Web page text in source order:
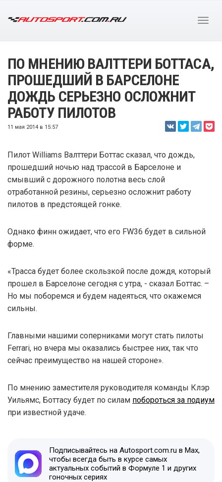
ПО МНЕНИЮ ВАЛТТЕРИ БОТТАСА,
ПРОШЕДШИЙ В БАРСЕЛОНЕ
ДОЖДЬ СЕРЬЕЗНО ОСЛОЖНИТ
РАБОТУ ПИЛОТОВ
11 мая 2014 в 15:57
Пилот Williams Валттери Боттас сказал, что дождь,
прошедший ночью над трассой в Барселоне и
смывший с дорожного полотна весь слой
отработанной резины, серьезно осложнит работу
пилотов в предстоящей гонке.
Однако финн ожидает, что его FW36 будет в сильной
форме.
«Трасса будет более скользкой после дождя, который
прошел в Барселоне сегодня с утра, - сказал Боттас. –
Но мы поборемся и будем надеяться, что окажемся
сильны.
Главными нашими соперниками могут стать пилоты
Ferrari, но вчера мы оказались быстрее них, так что
сейчас преимущество на нашей стороне».
По мнению заместителя руководителя команды Клэр
Уильямс, Боттасу будет по силам побороться за подиум
при известной удаче.
Подписывайтесь на Autosport.com.ru в Max,
чтобы всегда быть в курсе самых
актуальных событий в Формуле 1 и других
гоночных сериях